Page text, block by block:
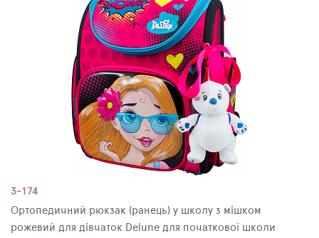
3-174
Ортопедичний рюкзак (ранець) у школу з мішком
рожевий для дівчаток Delune для початкової школи